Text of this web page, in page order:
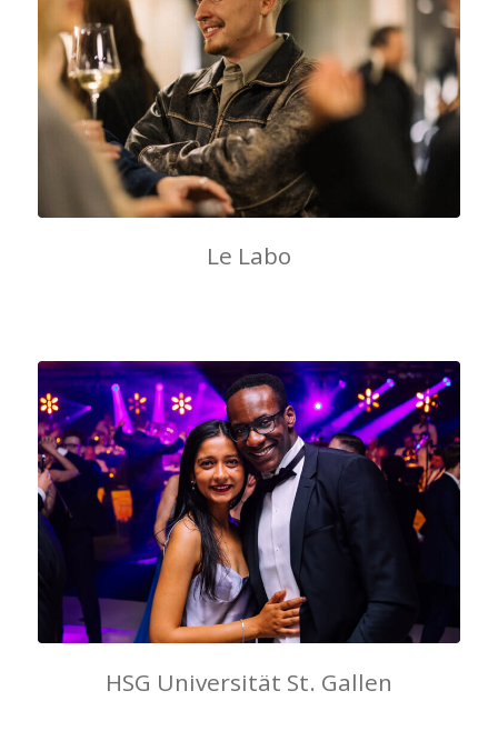
Le Labo
HSG Universität St. Gallen